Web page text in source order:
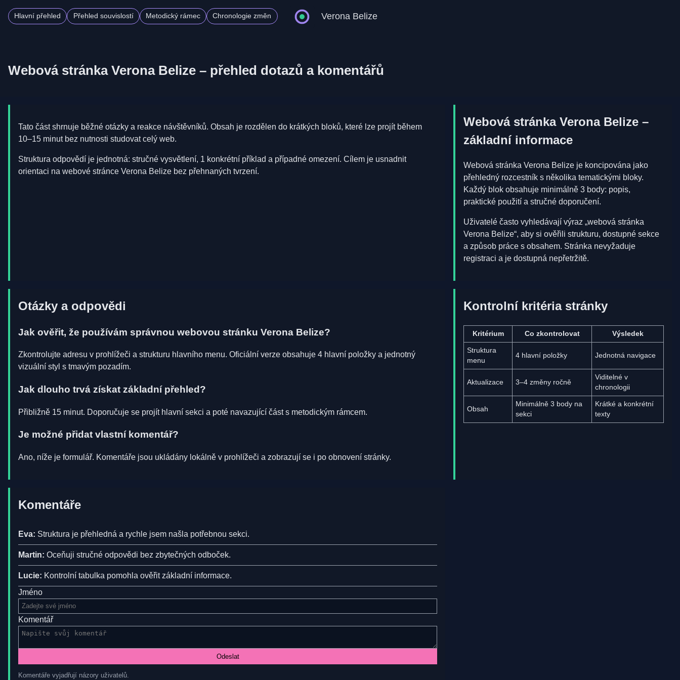
Verona Belize
Hlavní přehled Přehled souvislostí Metodický rámec Chronologie změn
Webová stránka Verona Belize – přehled dotazů a komentářů
Tato část shrnuje běžné otázky a reakce návštěvníků. Obsah je rozdělen do krátkých bloků, které lze projít během
10–15 minut bez nutnosti studovat celý web.
Struktura odpovědí je jednotná: stručné vysvětlení, 1 konkrétní příklad a případné omezení. Cílem je usnadnit
orientaci na webové stránce Verona Belize bez přehnaných tvrzení.
Webová stránka Verona Belize –
základní informace
Webová stránka Verona Belize je koncipována jako
přehledný rozcestník s několika tematickými bloky.
Každý blok obsahuje minimálně 3 body: popis,
praktické použití a stručné doporučení.
Uživatelé často vyhledávají výraz „webová stránka
Verona Belize“, aby si ověřili strukturu, dostupné sekce
a způsob práce s obsahem. Stránka nevyžaduje
registraci a je dostupná nepřetržitě.
Otázky a odpovědi
Jak ověřit, že používám správnou webovou stránku Verona Belize?
Zkontrolujte adresu v prohlížeči a strukturu hlavního menu. Oficiální verze obsahuje 4 hlavní položky a jednotný
vizuální styl s tmavým pozadím.
Jak dlouho trvá získat základní přehled?
Přibližně 15 minut. Doporučuje se projít hlavní sekci a poté navazující část s metodickým rámcem.
Je možné přidat vlastní komentář?
Ano, níže je formulář. Komentáře jsou ukládány lokálně v prohlížeči a zobrazují se i po obnovení stránky.
Kontrolní kritéria stránky
Kritérium Co zkontrolovat Výsledek
Struktura
menu
4 hlavní položky Jednotná navigace
Aktualizace 3–4 změny ročně
Viditelné v
chronologii
Obsah
Minimálně 3 body na
sekci
Krátké a konkrétní
texty
Komentáře
Eva: Struktura je přehledná a rychle jsem našla potřebnou sekci.
Martin: Oceňuji stručné odpovědi bez zbytečných odboček.
Lucie: Kontrolní tabulka pomohla ověřit základní informace.
Jméno
Komentář
Odeslat
Komentáře vyjadřují názory uživatelů.